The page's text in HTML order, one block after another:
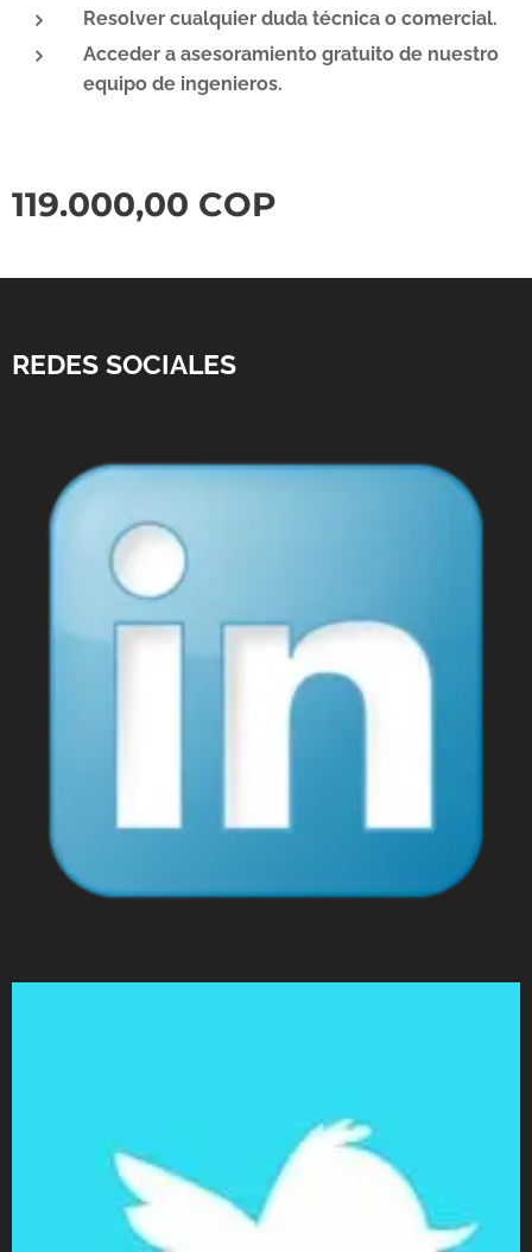
Resolver cualquier duda técnica o comercial.
Acceder a asesoramiento gratuito de nuestro
equipo de ingenieros.
119.000,00 COP
REDES SOCIALES